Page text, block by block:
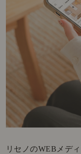
リセノのWEBメディ